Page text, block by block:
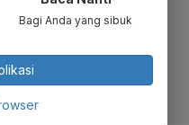
dilakukan
dan
Bagi Anda yang sibuk